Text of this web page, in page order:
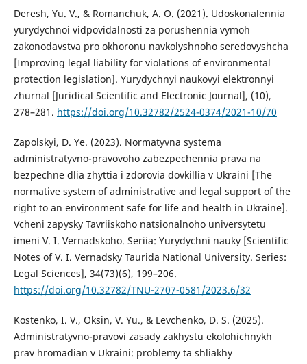
Deresh, Yu. V., & Romanchuk, A. O. (2021). Udoskonalennia
yurydychnoi vidpovidalnosti za porushennia vymoh
zakonodavstva pro okhoronu navkolyshnoho seredovyshcha
[Improving legal liability for violations of environmental
protection legislation]. Yurydychnyi naukovyi elektronnyi
zhurnal [Juridical Scientific and Electronic Journal], (10),
278–281. https://doi.org/10.32782/2524-0374/2021-10/70
Zapolskyi, D. Ye. (2023). Normatyvna systema
administratyvno-pravovoho zabezpechennia prava na
bezpechne dlia zhyttia i zdorovia dovkillia v Ukraini [The
normative system of administrative and legal support of the
right to an environment safe for life and health in Ukraine].
Vcheni zapysky Tavriiskoho natsionalnoho universytetu
imeni V. I. Vernadskoho. Seriia: Yurydychni nauky [Scientific
Notes of V. I. Vernadsky Taurida National University. Series:
Legal Sciences], 34(73)(6), 199–206.
https://doi.org/10.32782/TNU-2707-0581/2023.6/32
Kostenko, I. V., Oksin, V. Yu., & Levchenko, D. S. (2025).
Administratyvno-pravovi zasady zakhystu ekolohichnykh
prav hromadian v Ukraini: problemy ta shliakhy